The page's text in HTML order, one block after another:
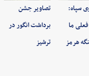
سپاه:
ما
هرمز
تصاویر جشن
برداشت انگور در
ترشیز